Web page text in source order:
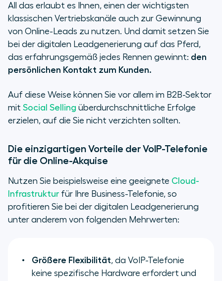
All das erlaubt es Ihnen, einen der wichtigsten
klassischen Vertriebskanäle auch zur Gewinnung
von Online-Leads zu nutzen. Und damit setzen Sie
bei der digitalen Leadgenerierung auf das Pferd,
das erfahrungsgemäß jedes Rennen gewinnt: den
persönlichen Kontakt zum Kunden.
Auf diese Weise können Sie vor allem im B2B-Sektor
mit Social Selling überdurchschnittliche Erfolge
erzielen, auf die Sie nicht verzichten sollten.
Die einzigartigen Vorteile der VoIP-Telefonie
für die Online-Akquise
Nutzen Sie beispielsweise eine geeignete Cloud-
Infrastruktur für Ihre Business-Telefonie, so
profitieren Sie bei der digitalen Leadgenerierung
unter anderem von folgenden Mehrwerten:
Größere Flexibilität, da VoIP-Telefonie
keine spezifische Hardware erfordert und